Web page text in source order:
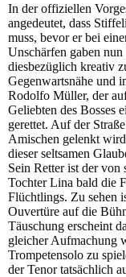
In der offiziellen
angedeutet, dass
muss, bevor er bei
Unschärfen gaben
diesbezüglich kreativ
Gegenwartsnähe und
Rodolfo Müller, der
Geliebten des Bosses
gerettet. Auf der
Amischen gelenkt
dieser seltsamen
Sein Retter ist der von
Tochter Lina bald die
Flüchtlings. Zu sehen
Ouvertüre auf die
Täuschung erscheint
gleicher Aufmachung
Trompetensolo zu
der Tenor tatsächlich